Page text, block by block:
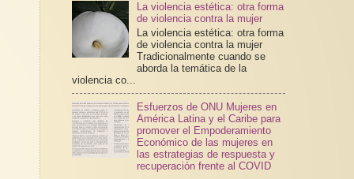
La violencia estética: otra forma
de violencia contra la mujer
La violencia estética: otra forma
de violencia contra la mujer
Tradicionalmente cuando se
aborda la temática de la
violencia co...
Esfuerzos de ONU Mujeres en
América Latina y el Caribe para
promover el Empoderamiento
Económico de las mujeres en
las estrategias de respuesta y
recuperación frente al COVID